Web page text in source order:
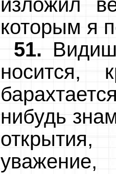
изложил
которым я
51.
носится,
нибудь
уважение,